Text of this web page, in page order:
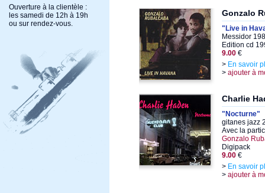
Ouverture à la clientèle :
les samedi de 12h à 19h
ou sur rendez-vous.
Gonzalo
"Live in
Messidor
Edition cd
9.00 €
> En savoir
> ajouter à
Charlie
"Nocturne"
gitanes jazz
Avec la
Gonzalo
Digipack
9.00 €
> En savoir
> ajouter à